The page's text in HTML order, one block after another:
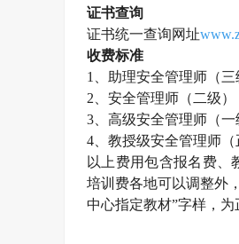
证书查询
证书统一查询网址
收费标准
1、助理安全管理师 （三
2、 安全管理师 （二级）
3、高级安全管理师 （一
4、教授级安全管理师
以上费用包含报名费、
培训费各地可以调整外
中心指定教材”字样，为